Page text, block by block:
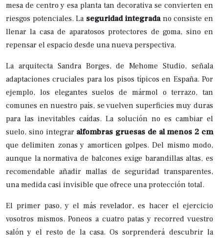
mesa de centro y esa planta tan decorativa se convierten en
riesgos potenciales. La seguridad integradano consiste en
llenar la casa de aparatosos protectores de goma, sino en
repensar el espacio desde una nueva perspectiva.
La arquitecta Sandra Borges, de Mehome Studio, señala
adaptaciones cruciales para los pisos típicos en España. Por
ejemplo, los elegantes suelos de mármol o terrazo, tan
comunes en nuestro país, se vuelven superficies muy duras
para las inevitables caídas. La solución no es cambiar el
suelo, sino integrar alfombras gruesas de al menos 2 cm
que delimiten zonas y amorticen golpes. Del mismo modo,
aunque la normativa de balcones exige barandillas altas, es
recomendable añadir mallas de seguridad transparentes,
una medida casi invisible que ofrece una protección total.
El primer paso, y el más revelador, es hacer el ejercicio
vosotros mismos. Poneos a cuatro patas y recorred vuestro
salón y el resto de la casa. Os sorprenderá descubrir la